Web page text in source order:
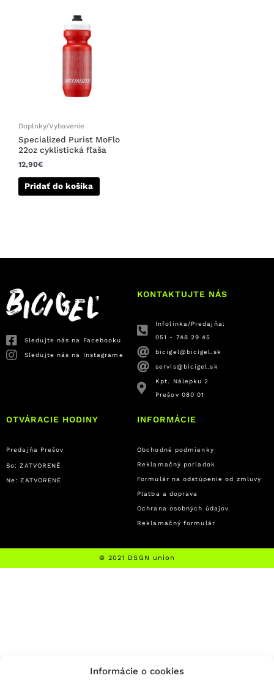
Informácie o cookies
Doplnky/Vybavenie
Specialized Purist MoFlo
22oz cyklistická fľaša
12,90€
Pridať do košíka
Sledujte nás na Facebooku
Sledujte nás na Instagrame
KONTAKTUJTE NÁS
Infolinka/Predajňa:
051 - 748 29 45
bicigel@bicigel.sk
servis@bicigel.sk
Kpt. Nálepku 2
Prešov 080 01
OTVÁRACIE HODINY
Predajňa Prešov
So: ZATVORENÉ
Ne: ZATVORENÉ
INFORMÁCIE
Obchodné podmienky
Reklamačný poriadok
Formulár na odstúpenie od zmluvy
Platba a doprava
Ochrana osobných údajov
Reklamačný formulár
© 2021 DSGN union